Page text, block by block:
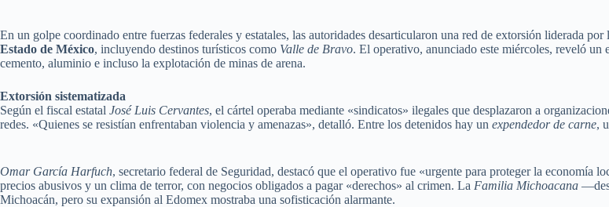
En un golpe coordinado entre fuerzas federales y estatales, las autoridades desarticularon una red de extorsión liderada por
Estado de México, incluyendo destinos turísticos como Valle de Bravo. El operativo, anunciado este miércoles, reveló un
cemento, aluminio e incluso la explotación de minas de arena.
Extorsión sistematizada
Según el fiscal estatal José Luis Cervantes, el cártel operaba mediante «sindicatos» ilegales que desplazaron a
redes. «Quienes se resistían enfrentaban violencia y amenazas», detalló. Entre los detenidos hay un expendedor de carne,
Omar García Harfuch, secretario federal de Seguridad, destacó que el operativo fue «urgente para proteger la
precios abusivos y un clima de terror, con negocios obligados a pagar «derechos» al crimen. La Familia Michoacana
Michoacán, pero su expansión al Edomex mostraba una sofisticación alarmante.